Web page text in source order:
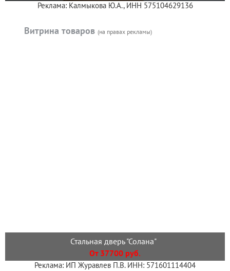
Реклама: Калмыкова Ю.А., ИНН 575104629136
Витрина товаров (на правах рекламы)
Стальная дверь "Солана"
От 37700 руб.
Реклама: ИП Журавлев П.В. ИНН: 571601114404